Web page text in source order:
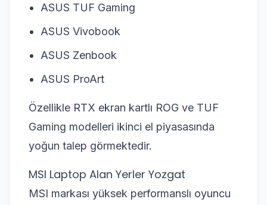
ASUS TUF Gaming
ASUS Vivobook
ASUS Zenbook
ASUS ProArt
Özellikle RTX ekran kartlı ROG ve TUF
Gaming modelleri ikinci el piyasasında
yoğun talep görmektedir.
MSI Laptop Alan Yerler Yozgat
MSI markası yüksek performanslı oyuncu